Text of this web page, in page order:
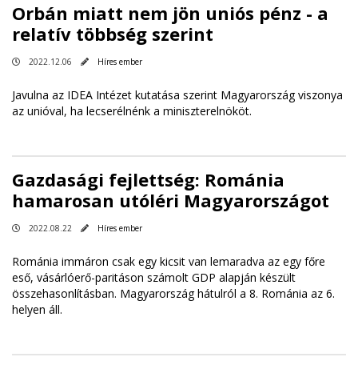
Orbán miatt nem jön uniós pénz - a
relatív többség szerint
2022.12.06 Híres ember
Javulna az IDEA Intézet kutatása szerint Magyarország viszonya
az unióval, ha lecserélnénk a miniszterelnököt.
Gazdasági fejlettség: Románia
hamarosan utóléri Magyarországot
2022.08.22 Híres ember
Románia immáron csak egy kicsit van lemaradva az egy főre
eső, vásárlóerő-paritáson számolt GDP alapján készült
összehasonlításban. Magyarország hátulról a 8. Románia az 6.
helyen áll.